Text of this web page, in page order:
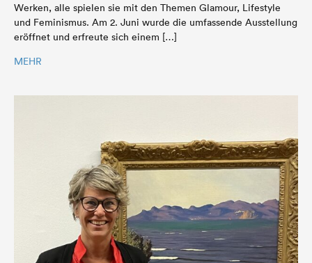
Werken, alle spielen sie mit den Themen Glamour, Lifestyle
und Feminismus. Am 2. Juni wurde die umfassende Ausstellung
eröffnet und erfreute sich einem […]
MEHR